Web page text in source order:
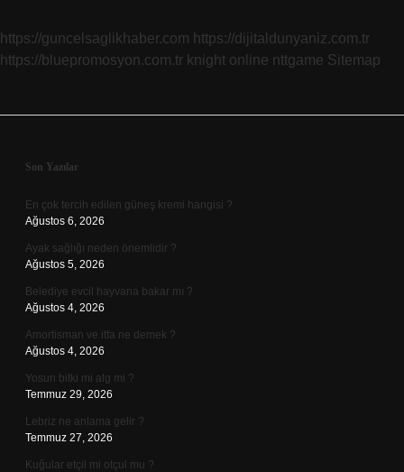
https://guncelsaglikhaber.com https://dijitaldunyaniz.com.tr
https://bluepromosyon.com.tr knight online nttgame Sitemap
Sidebar
Son Yazılar
En çok tercih edilen güneş kremi hangisi ?
Ağustos 6, 2026
Ayak sağlığı neden önemlidir ?
Ağustos 5, 2026
Belediye evcil hayvana bakar mı ?
Ağustos 4, 2026
Amortisman ve itfa ne demek ?
Ağustos 4, 2026
Yosun bitki mi alg mi ?
Temmuz 29, 2026
Lebriz ne anlama gelir ?
Temmuz 27, 2026
Kuğular etçil mi otçul mu ?